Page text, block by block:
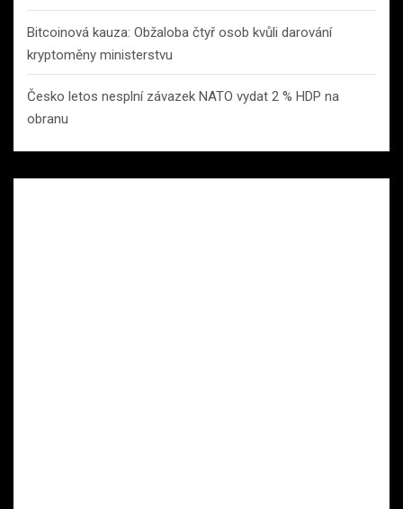
Bitcoinová kauza: Obžaloba čtyř osob kvůli darování
kryptoměny ministerstvu
Česko letos nesplní závazek NATO vydat 2 % HDP na
obranu